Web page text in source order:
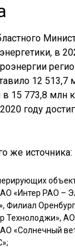
в
12 513,7
15 773,8 млн
году
же источника:
«Интер РАО –
Филиал
Технолоджи», АО
«Солнечный